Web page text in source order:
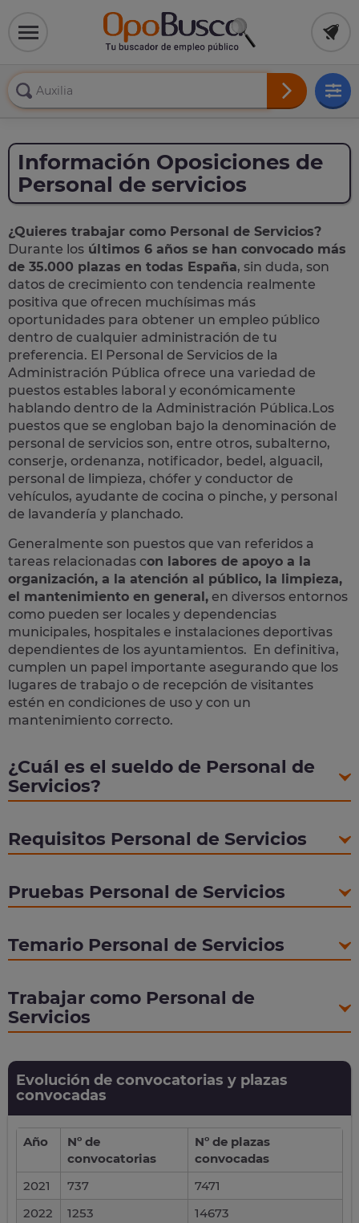
Información Oposiciones de
Personal de servicios
¿Quieres trabajar como Personal de Servicios?
Durante los últimos 6 años se han convocado más
de 35.000 plazas en todas España, sin duda, son
datos de crecimiento con tendencia realmente
positiva que ofrecen muchísimas más
oportunidades para obtener un empleo público
dentro de cualquier administración de tu
preferencia. El Personal de Servicios de la
Administración Pública ofrece una variedad de
puestos estables laboral y económicamente
hablando dentro de la Administración Pública.Los
puestos que se engloban bajo la denominación de
personal de servicios son, entre otros, subalterno,
conserje, ordenanza, notificador, bedel, alguacil,
personal de limpieza, chófer y conductor de
vehículos, ayudante de cocina o pinche, y personal
de lavandería y planchado.
Generalmente son puestos que van referidos a
tareas relacionadas con labores de apoyo a la
organización, a la atención al público, la limpieza,
el mantenimiento en general, en diversos entornos
como pueden ser locales y dependencias
municipales, hospitales e instalaciones deportivas
dependientes de los ayuntamientos. En definitiva,
cumplen un papel importante asegurando que los
lugares de trabajo o de recepción de visitantes
estén en condiciones de uso y con un
mantenimiento correcto.
¿Cuál es el sueldo de Personal de
Servicios?
Requisitos Personal de Servicios
Pruebas Personal de Servicios
Temario Personal de Servicios
Trabajar como Personal de
Servicios
Evolución de convocatorias y plazas
convocadas
Año
Nº de
convocatorias
Nº de plazas
convocadas
2021
737
7471
2022
1253
14673